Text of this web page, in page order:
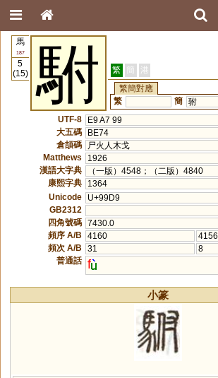
馬
187
5
(15)
駙 繁 簡 港
繁簡對應
繁
簡 驸
UTF-8
E9 A7 99
大五碼
BE74
倉頡碼
尸火人木戈
Matthews
1926
漢語大字典
（一版）4548；（二版）4840
康熙字典
1364
Unicode
U+99D9
GB2312
四角號碼 7430.0
頻序 A/B
4160
4156
頻次 A/B
31
8
普通話 f
小篆